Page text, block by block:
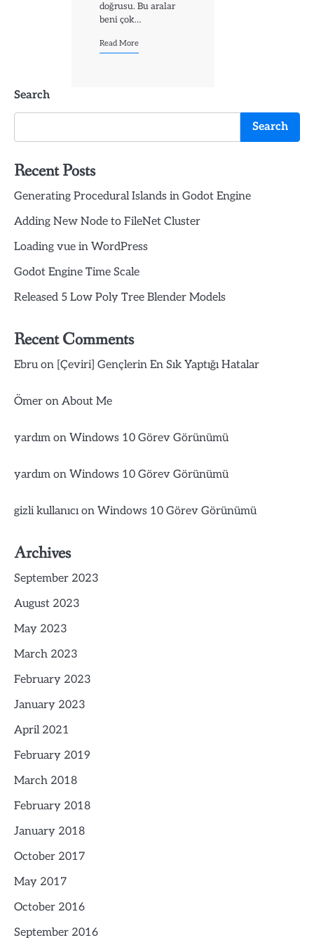
doğrusu. Bu aralar
beni çok…
Read More
Search
Search
Recent Posts
Generating Procedural Islands in Godot Engine
Adding New Node to FileNet Cluster
Loading vue in WordPress
Godot Engine Time Scale
Released 5 Low Poly Tree Blender Models
Recent Comments
Ebruon [Çeviri] Gençlerin En Sık Yaptığı Hatalar
Ömer on About Me
yardım on Windows 10 Görev Görünümü
yardım on Windows 10 Görev Görünümü
gizli kullanıcıon Windows 10 Görev Görünümü
Archives
September 2023
August 2023
May 2023
March 2023
February 2023
January 2023
April 2021
February 2019
March 2018
February 2018
January 2018
October 2017
May 2017
October 2016
September 2016